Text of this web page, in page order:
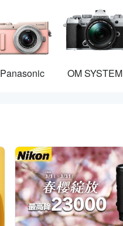
Panasonic OM SYSTEM